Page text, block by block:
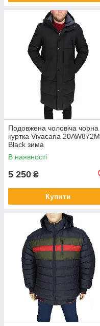
Подовжена чоловіча чорна
куртка Vivacana 20AW872M
Black зима
В наявності
5 250 ₴
Купити